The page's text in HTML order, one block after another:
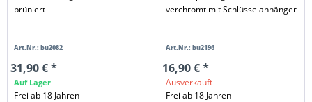
brüniert
Art.Nr.: bu2082
31,90 € *
Auf Lager
Frei ab 18 Jahren
verchromt mit Schlüsselanhänger
Art.Nr.: bu2196
16,90 € *
Ausverkauft
Frei ab 18 Jahren